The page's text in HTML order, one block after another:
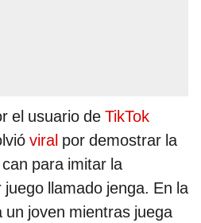
el usuario de TikTok
viral por demostrar la
para imitar la
llamado jenga. En la
joven mientras juega